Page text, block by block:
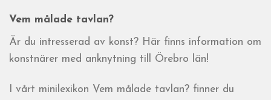
Vem målade tavlan?
Är du intresserad av konst? Här finns information om
konstnärer med anknytning till Örebro län!
I vårt minilexikon Vem målade tavlan? finner du